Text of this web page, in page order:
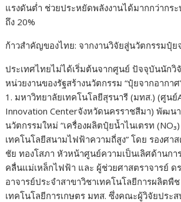
แรงดันต่ำ ช่วยประหยัดพลังงานได้มากกว่ากร
ถึง 20%
ก้าวสำคัญของไทย: จากงานวิจัยสู่นวัตกรรมปุ๋ย
ประเทศไทยไม่ได้เริ่มต้นจากศูนย์ ปัจจุบันนักวิ
หน่วยงานของรัฐสร้างนวัตกรรม “ปุ๋ยจากอากาศ
1. มหาวิทยาลัยเทคโนโลยีสุรนารี (มทส.) (ศูนย์
Innovation Centerจังหวัดนครราชสีมา) พัฒน
นวัตกรรมใหม่ “เครื่องผลิตปุ๋ยน้ำไนเตรท
เทคโนโลยีสนามไฟฟ้าความถี่สูง” โดย รองศา
ชัย ทองโสภา หัวหน้าศูนย์ความเป็นเลิศด้านกา
คลื่นแม่เหล็กไฟฟ้า และ ผู้ช่วยศาสตราจารย์ ด
อาจารย์ประจำสาขาวิชาเทคโนโลยีการผลิตพื
เทคโนโลยีการเกษตร มทส. ซึ่งคณะผู้วิจัยประส